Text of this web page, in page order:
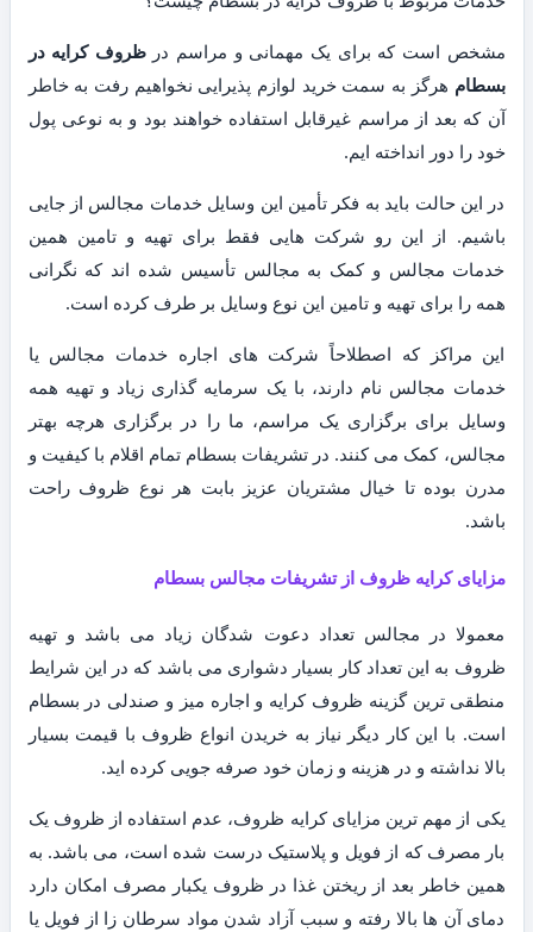
مشخص است که برای یک مهمانی و مراسم درظروف کرایه در
بسطام هرگز به سمت خرید لوازم پذیرایی نخواهیم رفت به خاطر
آن که بعد از مراسم غیرقابل استفاده خواهند بود و به نوعی پول
خود را دور انداخته ایم.
در این حالت باید به فکر تأمین این وسایل خدمات مجالس از جایی
باشیم. از این رو شرکت هایی فقط برای تهیه و تامین همین
خدمات مجالس و کمک به مجالس تأسیس شده اند که نگرانی
همه را برای تهیه و تامین این نوع وسایل بر طرف کرده است.
این مراکز که اصطلاحاً شرکت های اجاره خدمات مجالس یا
خدمات مجالس نام دارند، با یک سرمایه گذاری زیاد و تهیه همه
وسایل برای برگزاری یک مراسم، ما را در برگزاری هرچه بهتر
مجالس، کمک می کنند. در تشریفات بسطام تمام اقلام با کیفیت و
مدرن بوده تا خیال مشتریان عزیز بابت هر نوع ظروف راحت
باشد.
مزایای کرایه ظروف از تشریفات مجالس بسطام
معمولا در مجالس تعداد دعوت شدگان زیاد می باشد و تهیه
ظروف به این تعداد کار بسیار دشواری می باشد که در این شرایط
منطقی ترین گزینه ظروف کرایه و اجاره میز و صندلی در بسطام
است. با این کار دیگر نیاز به خریدن انواع ظروف با قیمت بسیار
بالا نداشته و در هزینه و زمان خود صرفه جویی کرده اید.
یکی از مهم ترین مزایای کرایه ظروف، عدم استفاده از ظروف یک
بار مصرف که از فویل و پلاستیک درست شده است، می باشد. به
همین خاطر بعد از ریختن غذا در ظروف یکبار مصرف امکان دارد
دمای آن ها بالا رفته و سبب آزاد شدن مواد سرطان زا از فویل یا